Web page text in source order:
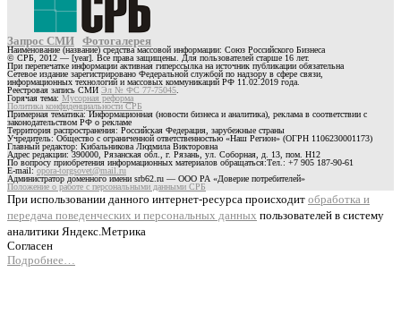
Запрос СМИ Фотогалерея
Наименование (название) средства массовой информации: Союз Российского Бизнеса
© СРБ, 2012 — [year]. Все права защищены. Для пользователей старше 16 лет.
При перепечатке информации активная гиперссылка на источник публикации обязательна
Сетевое издание зарегистрировано Федеральной службой по надзору в сфере связи,
информационных технологий и массовых коммуникаций РФ 11.02.2019 года.
Реестровая запись СМИ Эл № ФС 77-75045.
Горячая тема: Мусорная реформа
Политика конфиденциальности СРБ
Примерная тематика: Информационная (новости бизнеса и аналитика), реклама в соответствии с
законодательством РФ о рекламе
Территория распространения: Российская Федерация, зарубежные страны
Учредитель: Общество с ограниченной ответственностью «Наш Регион» (ОГРН 1106230001173)
Главный редактор: Кибальникова Людмила Викторовна
Адрес редакции: 390000, Рязанская обл., г. Рязань, ул. Соборная, д. 13, пом. Н12
По вопросу приобретения информационных материалов обращаться:Тел.: +7 905 187-90-61
E-mail: opora-torgsovet@mail.ru
Администратор доменного имени srb62.ru — ООО РА «Доверие потребителей»
Положение о работе с персональными данными СРБ
При использовании данного интернет-ресурса происходит обработка и
передача поведенческих и персональных данных пользователей в систему
аналитики Яндекс.Метрика
Согласен
Подробнее…